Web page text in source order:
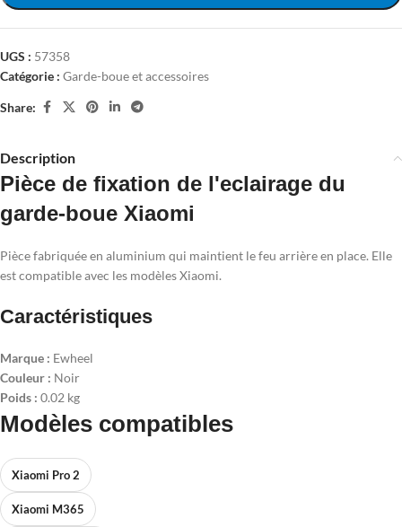
UGS : 57358
Catégorie : Garde-boue et accessoires
Share:
Description
Pièce de fixation de l'eclairage du
garde-boue Xiaomi
Pièce fabriquée en aluminium qui maintient le feu arrière en place. Elle
est compatible avec les modèles Xiaomi.
Caractéristiques
Marque : Ewheel
Couleur : Noir
Poids : 0.02 kg
Modèles compatibles
Xiaomi Pro 2
Xiaomi M365